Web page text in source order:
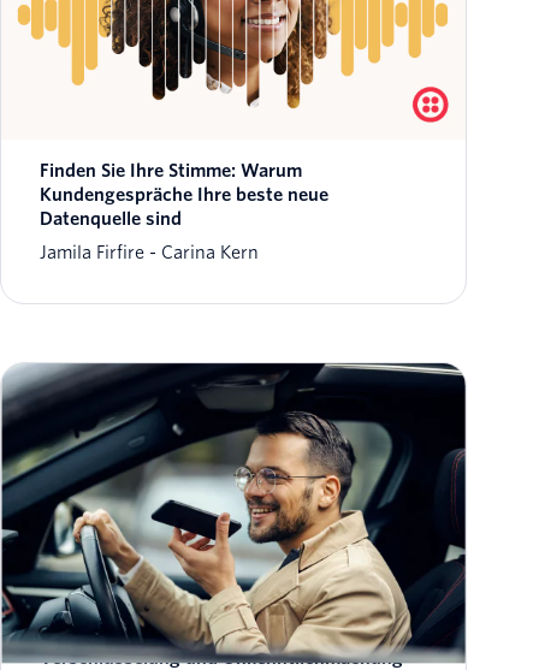
Finden Sie Ihre Stimme: Warum
Kundengespräche Ihre beste neue
Datenquelle sind
Jamila Firfire
Carina Kern
Wie Sie Input in Twilio Voice mit
Verschlüsselung und Unkenntlichmachung